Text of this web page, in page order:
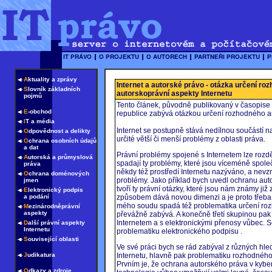
Aktuality a zprávy
Slovník základních
pojmů
E-obchod
IT a média
Odpovědnost a delikty
Ochrana osobních údajů
a dat
Autorská a průmyslová
práva
Ochrana doménových
jmen
Elektronický podpis
a podání
Mezinárodněprávní
aspekty
Další právní aspekty
Internetu
Související oblasti
Judikatura
Odkazy a zdroje
Internet a autorské právo - otázka určení
autorskoprávní aspekty Internetu
Tento článek, původně publikovaný v
republice zabývá otázkou určení rozhodného
Internet se postupně stává nedílnou součástí
určité větší či menší problémy z oblasti práva.
Právní problémy spojené s Internetem lze
spadají ty problémy, které jsou víceméně
někdy též prostředí Internetu nazýváno, a
problémy. Jako příklad bych uvedl ochranu
tvoří ty právní otázky, které jsou nám známy
způsobem dává novou dimenzi a je proto
mého soudu spadá též problematika určení
převážně zabývá. A konečně třetí skupinou
Internetem a s elektronickými přenosy vůbec.
problematiku elektronického podpisu .
Ve své práci bych se rád zabýval z různých
Internetu, hlavně pak problematiku
Prvním je, že ochrana autorského práva v